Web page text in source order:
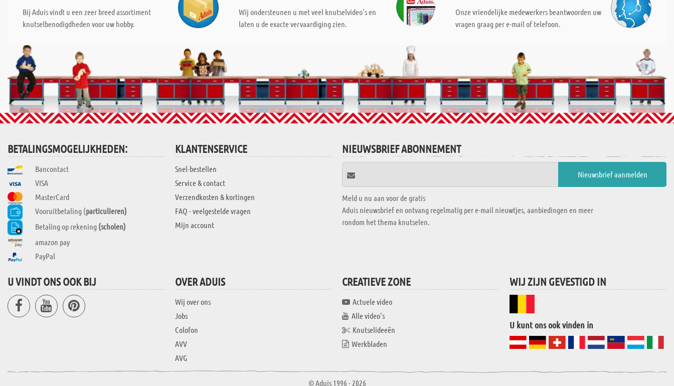
Bij Aduis vindt u een zeer breed assortiment
knutselbenodigdheden voor uw hobby.
Wij ondersteunen u met veel knutselvideo's en
laten u de exacte vervaardiging zien.
Onze vriendelijke medewerkers beantwoorden uw
vragen graag per e-mail of telefoon.
BETALINGSMOGELIJKHEDEN:
Bancontact
VISA
MasterCard
Vooruitbetaling (particulieren)
Betaling op rekening (scholen)
amazon pay
PayPal
KLANTENSERVICE
Snel-bestellen
Service & contact
Verzendkosten & kortingen
FAQ - veelgestelde vragen
Mijn account
NIEUWSBRIEF ABONNEMENT
Meld u nu aan voor de gratis
Aduis nieuwsbrief en ontvang regelmatig per e-mail nieuwtjes, aanbiedingen en meer
rondom het thema knutselen.
U VINDT ONS OOK BIJ OVER ADUIS
Wij over ons
Jobs
Colofon
AVV
AVG
CREATIEVE ZONE
Actuele video
Alle video's
Knutselideeën
Werkbladen
WIJ ZIJN GEVESTIGD IN
U kunt ons ook vinden in
© Aduis 1996 - 2026